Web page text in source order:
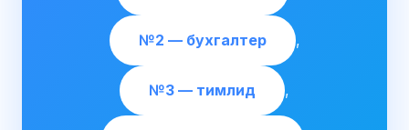
№2 — бухгалтер ,
№3 — тимлид ,